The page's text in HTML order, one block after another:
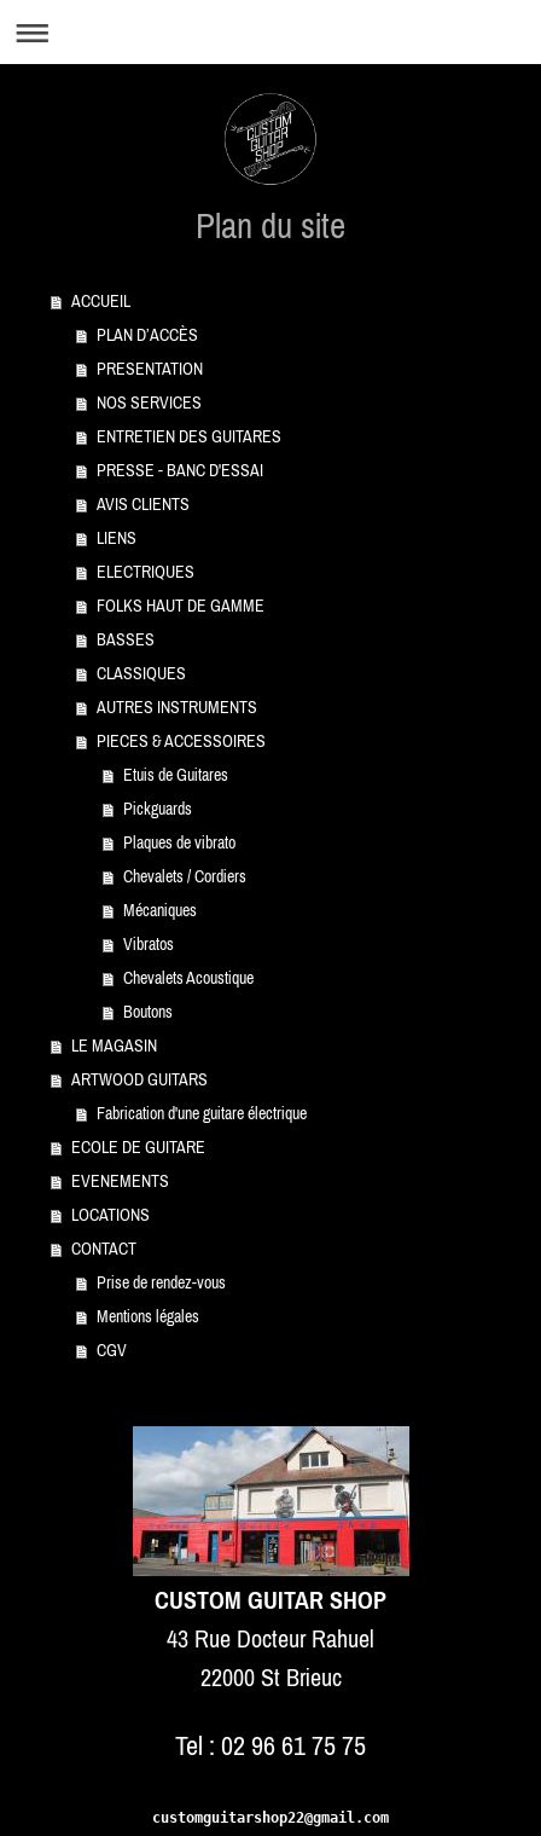
Plan du site
ACCUEIL
PLAN D’ACCÈS
PRESENTATION
NOS SERVICES
ENTRETIEN DES GUITARES
PRESSE - BANC D'ESSAI
AVIS CLIENTS
LIENS
ELECTRIQUES
FOLKS HAUT DE GAMME
BASSES
CLASSIQUES
AUTRES INSTRUMENTS
PIECES & ACCESSOIRES
Etuis de Guitares
Pickguards
Plaques de vibrato
Chevalets / Cordiers
Mécaniques
Vibratos
Chevalets Acoustique
Boutons
LE MAGASIN
ARTWOOD GUITARS
Fabrication d'une guitare électrique
ECOLE DE GUITARE
EVENEMENTS
LOCATIONS
CONTACT
Prise de rendez-vous
Mentions légales
CGV
CUSTOM GUITAR SHOP
43 Rue Docteur Rahuel
22000 St Brieuc
Tel : 02 96 61 75 75
customguitarshop22@gmail.com